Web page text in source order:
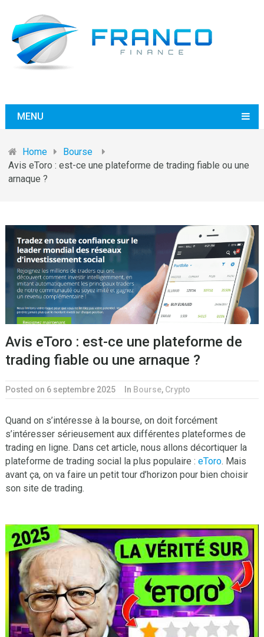
MENU
Home
Bourse
Avis eToro : est-ce une plateforme de trading fiable ou une
arnaque ?
Avis eToro : est-ce une plateforme de
trading fiable ou une arnaque ?
Posted on 6 septembre 2025 In Bourse, Crypto
Quand on s’intéresse à la bourse, on doit forcément
s’intéresser sérieusement aux différentes plateformes de
trading en ligne. Dans cet article, nous allons décortiquer la
plateforme de trading social la plus populaire : eToro. Mais
avant ça, on va faire un petit tour d’horizon pour bien choisir
son site de trading.